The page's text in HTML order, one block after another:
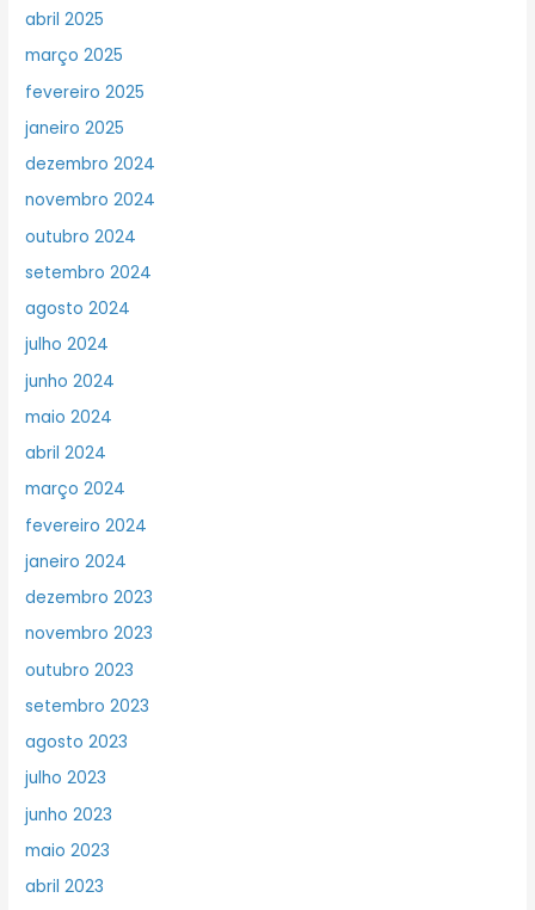
abril 2025
março 2025
fevereiro 2025
janeiro 2025
dezembro 2024
novembro 2024
outubro 2024
setembro 2024
agosto 2024
julho 2024
junho 2024
maio 2024
abril 2024
março 2024
fevereiro 2024
janeiro 2024
dezembro 2023
novembro 2023
outubro 2023
setembro 2023
agosto 2023
julho 2023
junho 2023
maio 2023
abril 2023